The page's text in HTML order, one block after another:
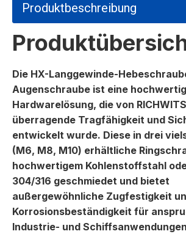
Produktbeschreibung
Die HX-Langgewinde-
Augenschraube ist eine
Hardwarelösung, die von
überragende Tragfähigkeit und
entwickelt wurde. Diese in drei
(M6, M8, M10) erhältliche
hochwertigem Kohlenstoffstahl
304/316 geschmiedet und bietet
außergewöhnliche Zugfestigkeit
Korrosionsbeständigkeit für
Industrie- und